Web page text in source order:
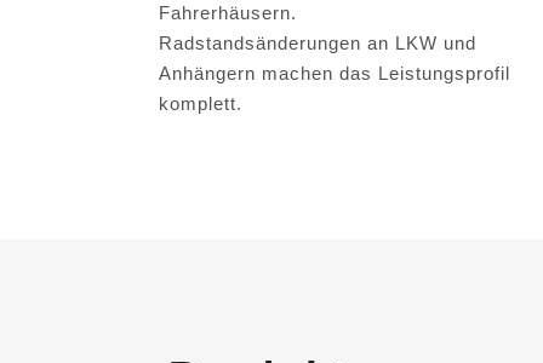
Fahrerhäusern.
Radstandsänderungen an LKW und
Anhängern machen das Leistungsprofil
komplett.